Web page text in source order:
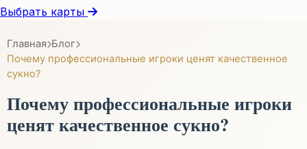
Выбрать карты
Главная Блог
Почему профессиональные игроки ценят качественное
сукно?
Почему профессиональные игроки
ценят качественное сукно?